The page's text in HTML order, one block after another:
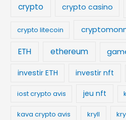
crypto crypto casino
crypto litecoin
ETH ethereum
investir ETH investir nft
iost crypto avis jeu nft
kava crypto avis kryll